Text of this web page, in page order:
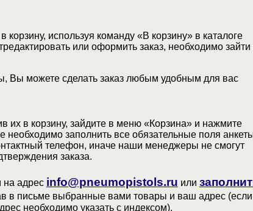
используя команду «В корзину» в каталоге
или оформить заказ, необходимо зайти
Вы можете сделать заказ любым удобным для вас
их в корзину, зайдите в меню «Корзина» и нажмите
необходимо заполнить все обязательные поля
телефон, иначе наши менеджеры не смогут
заказа.
на адрес info@pneumopistols.ru или
в письме выбранные вами товары и ваш адрес
необходимо указать с индексом).